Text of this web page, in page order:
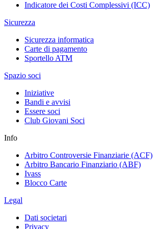
Indicatore dei Costi Complessivi (ICC)
Sicurezza
Sicurezza informatica
Carte di pagamento
Sportello ATM
Spazio soci
Iniziative
Bandi e avvisi
Essere soci
Club Giovani Soci
Info
Arbitro Controversie Finanziarie (ACF)
Arbitro Bancario Finanziario (ABF)
Ivass
Blocco Carte
Legal
Dati societari
Privacy